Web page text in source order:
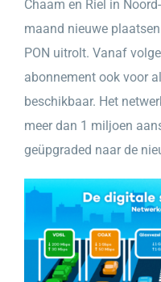
Chaam en Riel in
maand nieuwe
PON uitrolt. Vanaf
abonnement ook voor
beschikbaar. Het
meer dan 1 miljoen
geüpgraded naar de